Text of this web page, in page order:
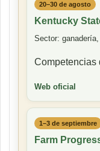
20–30 de agosto
Kentucky
Sector:
Competencias
Web oficial
1–3 de septiembre
Farm